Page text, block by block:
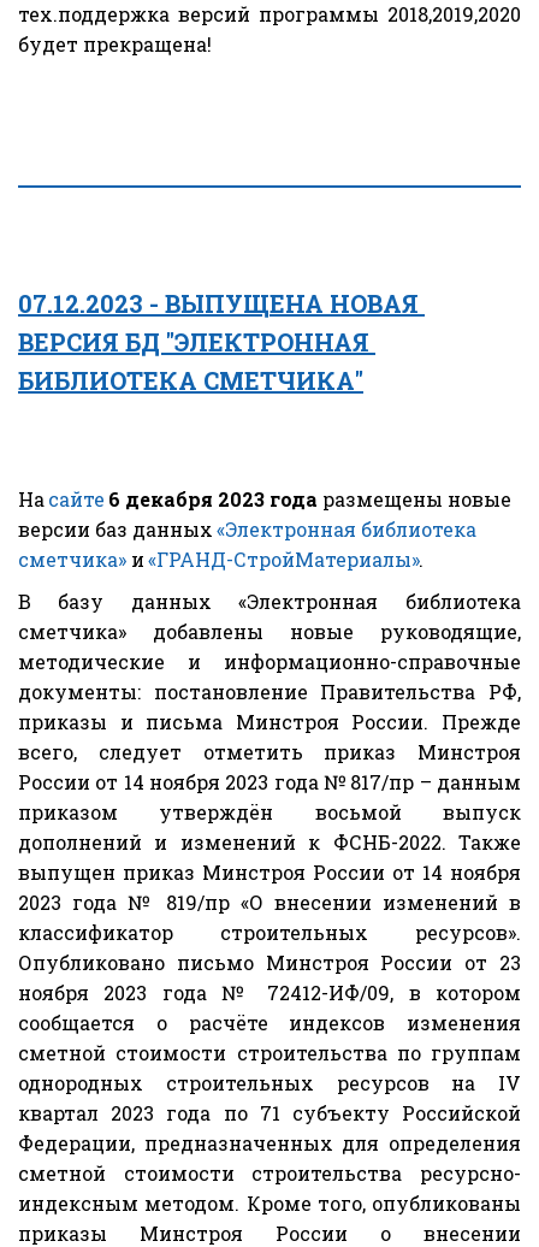
тех.поддержка версий программы 2018,2019,2020
будет прекращена!
07.12.2023 - ВЫПУЩЕНА НОВАЯ
ВЕРСИЯ БД "ЭЛЕКТРОННАЯ
БИБЛИОТЕКА СМЕТЧИКА"
На сайте 6 декабря 2023 года размещены новые
версии баз данных «Электронная библиотека
сметчика» и «ГРАНД-СтройМатериалы».
В базу данных «Электронная библиотека
сметчика» добавлены новые руководящие,
методические и информационно-справочные
документы: постановление Правительства РФ,
приказы и письма Минстроя России. Прежде
всего, следует отметить приказ Минстроя
России от 14 ноября 2023 года № 817/пр – данным
приказом утверждён восьмой выпуск
дополнений и изменений к ФСНБ-2022. Также
выпущен приказ Минстроя России от 14 ноября
2023 года № 819/пр «О внесении изменений в
классификатор строительных ресурсов».
Опубликовано письмо Минстроя России от 23
ноября 2023 года № 72412-ИФ/09, в котором
сообщается о расчёте индексов изменения
сметной стоимости строительства по группам
однородных строительных ресурсов на IV
квартал 2023 года по 71 субъекту Российской
Федерации, предназначенных для определения
сметной стоимости строительства ресурсно-
индексным методом. Кроме того, опубликованы
приказы Минстроя России о внесении